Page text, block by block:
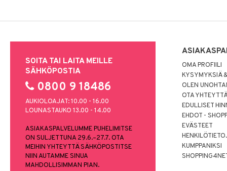
SOITA TAI LAITA MEILLE
SÄHKÖPOSTIA
0800 9 18486
AUKIOLOAJAT: 10.00 - 16.00
LOUNASTAUKO 13.00 - 14.00
ASIAKASPALVELUMME PUHELIMITSE
ON SULJETTUNA 29.6.–27.7. OTA
MEIHIN YHTEYTTÄ SÄHKÖPOSTITSE
NIIN AUTAMME SINUA
MAHDOLLISIMMAN PIAN.
OMA PROFIILI
KYSYMYKSIÄ
OLEN
OTA
EDULLISET
EHDOT -
EVÄSTEET
KUMPPANIKSI